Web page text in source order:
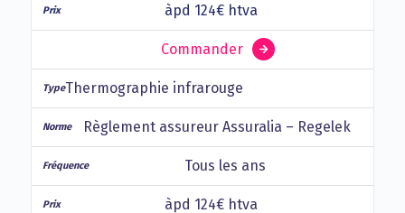
àpd 124€ htva
Commander
Thermographie infrarouge
Règlement assureur Assuralia – Regelek
Tous les ans
àpd 124€ htva